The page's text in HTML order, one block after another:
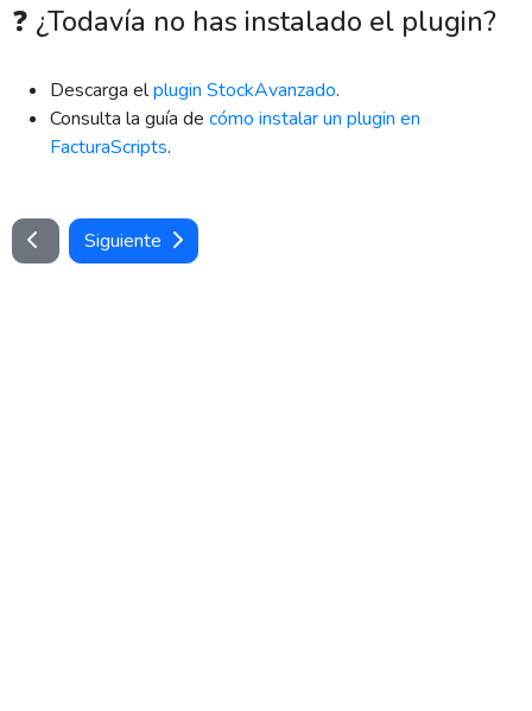
❓ ¿Todavía no has instalado el plugin?
Descarga elplugin StockAvanzado.
Consulta la guía de cómo instalar un plugin en
FacturaScripts.
Siguiente